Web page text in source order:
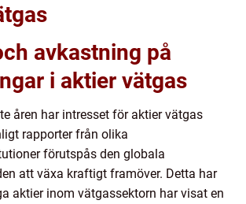
avkastning på
i aktier vätgas
åren har intresset för aktier vätgas
rapporter från olika
förutspås den globala
att växa kraftigt framöver. Detta har
aktier inom vätgassektorn har visat en